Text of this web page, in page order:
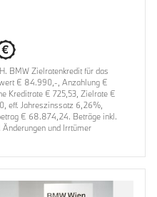
BMW Zielratenkredit für das
€ 84.990,-, Anzahlung €
Kreditrate € 725,53, Zielrate €
eff. Jahreszinssatz 6,26%,
€ 68.874,24. Beträge inkl.
und Irrtümer